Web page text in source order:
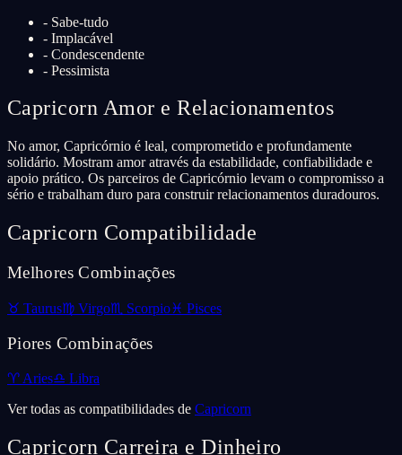
- Sabe-tudo
- Implacável
- Condescendente
- Pessimista
Capricorn Amor e Relacionamentos
No amor, Capricórnio é leal, comprometido e profundamente
solidário. Mostram amor através da estabilidade, confiabilidade e
apoio prático. Os parceiros de Capricórnio levam o compromisso a
sério e trabalham duro para construir relacionamentos duradouros.
Capricorn Compatibilidade
Melhores Combinações
♉ Taurus♍ Virgo♏ Scorpio♓ Pisces
Piores Combinações
♈ Aries♎ Libra
Ver todas as compatibilidades de Capricorn
Capricorn Carreira e Dinheiro